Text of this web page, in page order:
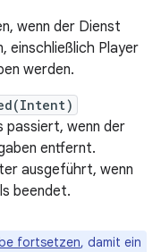
wenn der Dienst
einschließlich Player
werden.
passiert, wenn der
entfernt.
ausgeführt, wenn
beendet.
fortsetzen, damit ein